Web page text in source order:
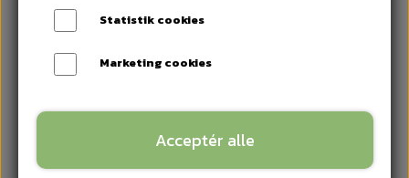
Statistik cookies
Marketing cookies
Acceptér alle